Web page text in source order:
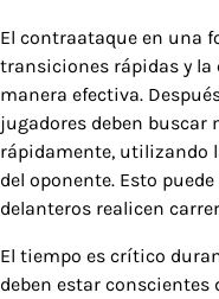
El contraataque en una
transiciones rápidas y la
manera efectiva.
jugadores deben buscar
rápidamente, utilizando
del oponente. Esto
delanteros realicen
El tiempo es crítico
deben estar conscientes